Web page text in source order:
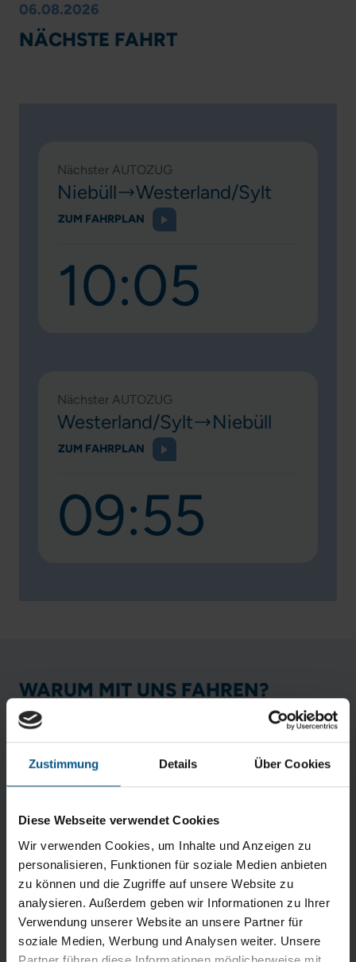
Zustimmung Details Über Cookies
Diese Webseite verwendet Cookies
Wir verwenden Cookies, um Inhalte und Anzeigen zu
personalisieren, Funktionen für soziale Medien anbieten
zu können und die Zugriffe auf unsere Website zu
analysieren. Außerdem geben wir Informationen zu Ihrer
Verwendung unserer Website an unsere Partner für
soziale Medien, Werbung und Analysen weiter. Unsere
06.08.2026
NÄCHSTE FAHRT
Nächster AUTOZUG
Niebüll Westerland/Sylt
ZUM FAHRPLAN
10:05
Nächster AUTOZUG
Westerland/Sylt Niebüll
ZUM FAHRPLAN
09:55
WARUM MIT UNS FAHREN?
PERSÖNLICH
Unser freundliches Team checkt Sie am Terminal direkt
am Fahrzeug ein. Bezahlen können Sie bequem bar, mit
Girocard oder Kreditkarte.